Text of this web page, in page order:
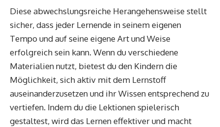
Diese abwechslungsreiche Herangehensweise stellt
sicher, dass jeder Lernende in seinem eigenen
Tempo und auf seine eigene Art und Weise
erfolgreich sein kann. Wenn du verschiedene
Materialien nutzt, bietest du den Kindern die
Möglichkeit, sich aktiv mit dem Lernstoff
auseinanderzusetzen und ihr Wissen entsprechend zu
vertiefen. Indem du die Lektionen spielerisch
gestaltest, wird das Lernen effektiver und macht